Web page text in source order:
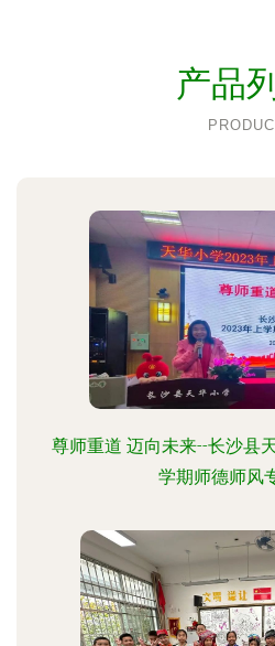
产品
尊师重道 迈向未来--长沙县
学期师德师风